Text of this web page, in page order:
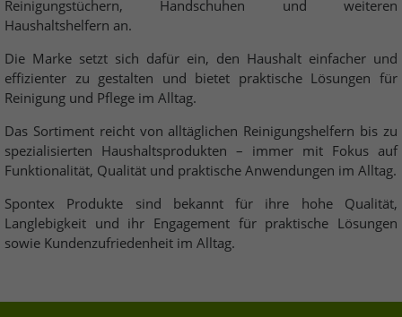
Reinigungstüchern, Handschuhen und weiteren
Haushaltshelfern an.
Die Marke setzt sich dafür ein, den Haushalt einfacher und
effizienter zu gestalten und bietet praktische Lösungen für
Reinigung und Pflege im Alltag.
Das Sortiment reicht von alltäglichen Reinigungshelfern bis zu
spezialisierten Haushaltsprodukten – immer mit Fokus auf
Funktionalität, Qualität und praktische Anwendungen im Alltag.
Spontex Produkte sind bekannt für ihre hohe Qualität,
Langlebigkeit und ihr Engagement für praktische Lösungen
sowie Kundenzufriedenheit im Alltag.